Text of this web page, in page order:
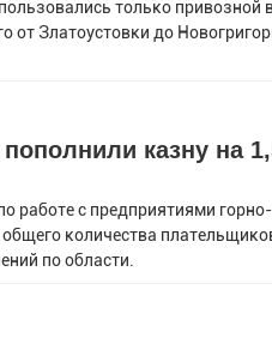
только привозной
Златоустовки до
казну на
работе с предприятиями
количества
по области.